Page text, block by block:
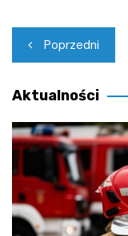
Nawigacja
wpisu
Poprzedni
Aktualności